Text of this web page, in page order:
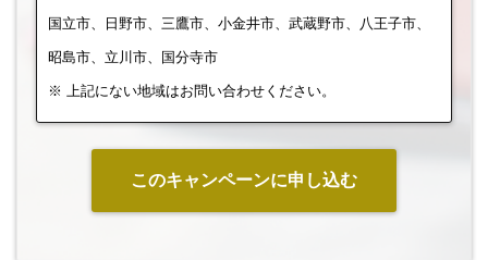
国立市、日野市、三鷹市、小金井市、武蔵野市、八王子市、
昭島市、立川市、国分寺市
※ 上記にない地域はお問い合わせください。
このキャンペーンに申し込む